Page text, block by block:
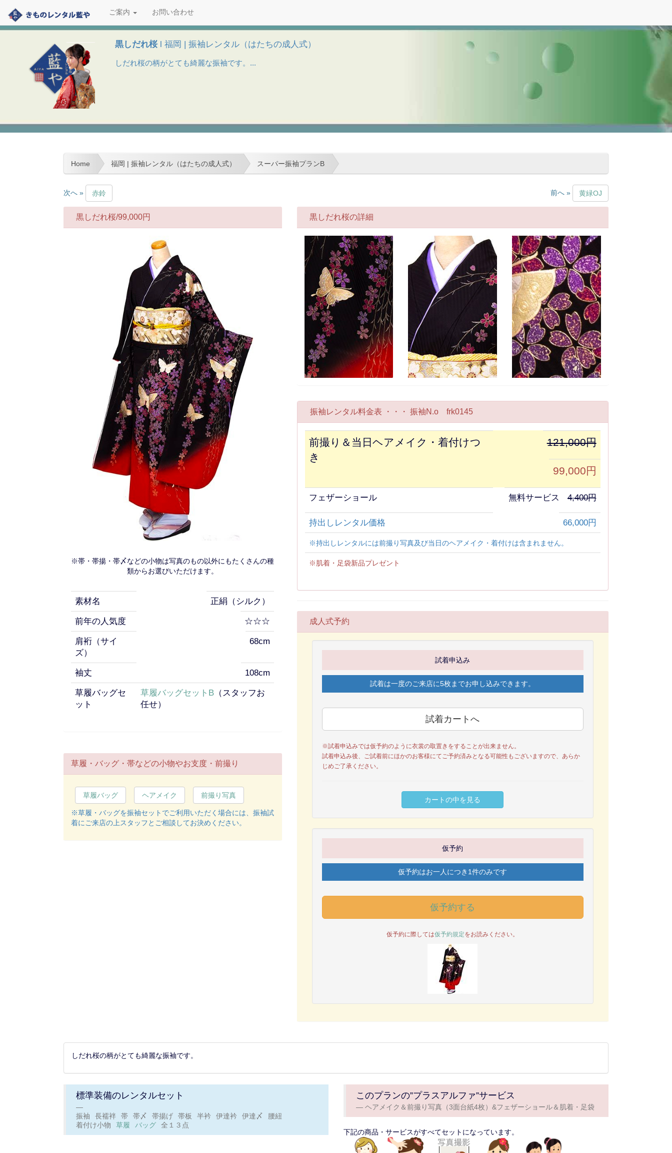
ご案内 お問い合わせ
黒しだれ桜 l 福岡 | 振袖レンタル（はたちの成人式）
しだれ桜の柄がとても綺麗な振袖です。...
Home 福岡 | 振袖レンタル（はたちの成人式） スーパー振袖プランB
次へ » 赤鈴 前へ » 黄緑OJ
黒しだれ桜/99,000円
※帯・帯揚・帯〆などの小物は写真のもの以外にもたくさんの種
類からお選びいただけます。
素材名 正絹（シルク）
前年の人気度 ☆☆☆
肩裄（サイ
ズ）
68cm
袖丈 108cm
草履バッグセ
ット
草履バッグセットB （スタッフお
任せ）
草履・バッグ・帯などの小物やお支度・前撮り
草履バッグ ヘアメイク 前撮り写真
※草履・バッグを振袖セットでご利用いただく場合には、振袖試
着にご来店の上スタッフとご相談してお決めください。
黒しだれ桜の詳細
振袖レンタル料金表 ・・・ 振袖N.o frk0145
前撮り＆当日ヘアメイク・着付けつ
き
121,000円
99,000円
フェザーショール 4,400円
無料サービス
持出しレンタル価格 66,000円
※持出しレンタルには前撮り写真及び当日のヘアメイク・着付けは含まれません。
※肌着・足袋新品プレゼント
成人式予約
試着申込み
試着は一度のご来店に5枚までお申し込みできます。
※試着申込みでは仮予約のように衣裳の取置きをすることが出来ません。
試着申込み後、ご試着前にほかのお客様にてご予約済みとなる可能性もございますので、あらか
じめご了承ください。
仮予約
仮予約はお一人につき1件のみです
仮予約する
仮予約に際しては仮予約規定をお読みください。
しだれ桜の柄がとても綺麗な振袖です。
標準装備のレンタルセット
振袖 長襦袢 帯 帯〆 帯揚げ 帯板 半衿 伊達衿 伊達〆
腰紐
着付け小物
草履 バッグ 全１３点
このプランの”プラスアルファ”サービス
ヘアメイク＆前撮り写真（3面台紙4枚）&フェザーショール＆肌着・足袋
下記の商品・サービスがすべてセットになっています。